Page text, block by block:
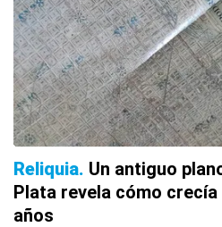
Reliquia Un antiguo
Plata revela cómo
años